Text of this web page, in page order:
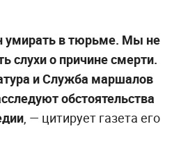
умирать в тюрьме. Мы не
слухи о причине смерти.
и Служба маршалов
обстоятельства
, — цитирует газета его